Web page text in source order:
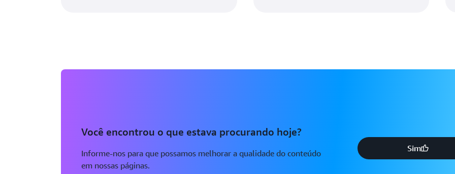
Você encontrou o que estava procurando hoje?
Informe-nos para que possamos melhorar a qualidade do conteúdo
em nossas páginas.
Sim